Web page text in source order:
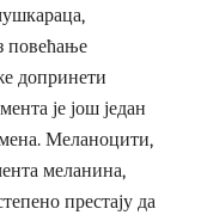
повећање
допринети
је још један
Меланоцити,
меланина,
престају да